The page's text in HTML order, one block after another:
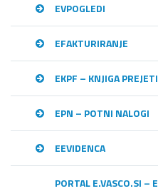
EVPOGLEDI
EFAKTURIRANJE
EKPF – KNJIGA
EPN – POTNI NALOGI
EEVIDENCA
PORTAL E.VASCO.SI –